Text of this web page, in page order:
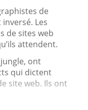
de
inversé. Les
de sites web
attendent.
ont
qui dictent
site web. Ils ont